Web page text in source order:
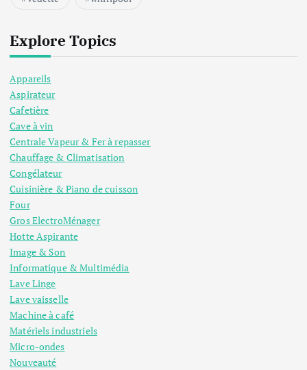
Explore Topics
Appareils
Aspirateur
Cafetière
Cave à vin
Centrale Vapeur & Fer à repasser
Chauffage & Climatisation
Congélateur
Cuisinière & Piano de cuisson
Four
Gros ElectroMénager
Hotte Aspirante
Image & Son
Informatique & Multimédia
Lave Linge
Lave vaisselle
Machine à café
Matériels industriels
Micro-ondes
Nouveauté